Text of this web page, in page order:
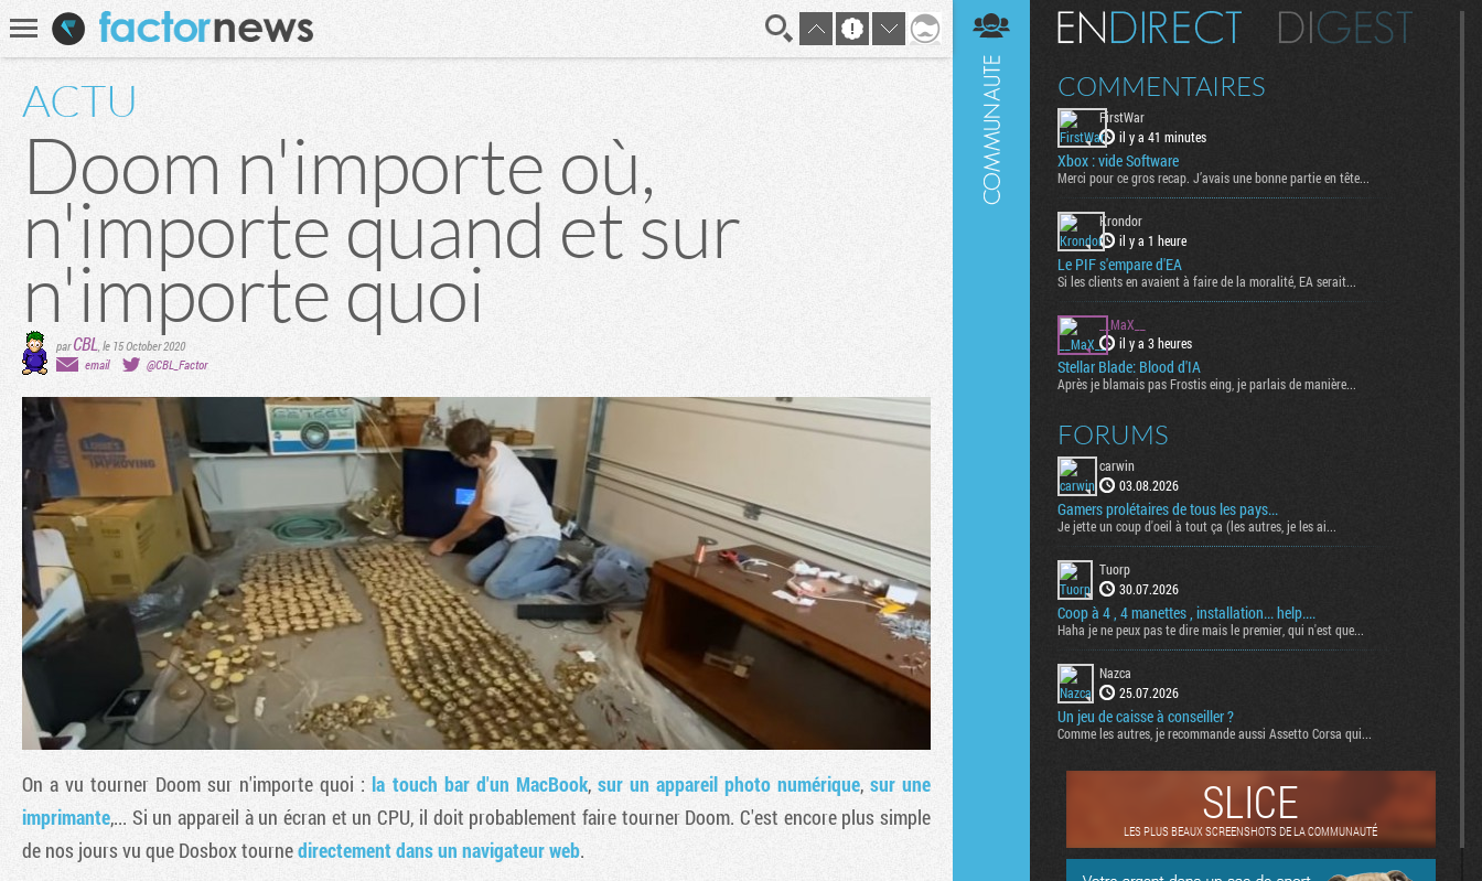
Recherche
ACTU
Doom n'importe où,
n'importe quand et sur
n'importe quoi
parCBL le 15 October 2020
email
@CBL_Factor
On a vu tourner Doom sur n'importe quoi :la touch bar d'un MacBook, sur un appareil photo numérique, sur une
imprimante,... Si un appareil à un écran et un CPU, il doit probablement faire tourner Doom. C'est encore plus simple
de nos jours vu que Dosbox tournedirectement dans un navigateur web.
En direct Digest
COMMENTAIRES
FirstWar
il y a 41 minutes
Xbox : vide Software
Merci pour ce gros recap. J’avais une bonne partie en tête...
Krondor
il y a 1 heure
Le PIF s'empare d'EA
Si les clients en avaient à faire de la moralité, EA serait...
__MaX__
il y a 3 heures
Stellar Blade: Blood d'IA
Après je blamais pas Frostis eing, je parlais de manière...
FORUMS
carwin
03.08.2026
Gamers prolétaires de tous les pays...
Je jette un coup d'oeil à tout ça (les autres, je les ai...
Tuorp
30.07.2026
Coop à 4 , 4 manettes , installation... help....
Haha je ne peux pas te dire mais le premier, qui n'est que...
Nazca
25.07.2026
Un jeu de caisse à conseiller ?
Comme les autres, je recommande aussi Assetto Corsa qui...
SLICE
LES PLUS BEAUX SCREENSHOTS DE LA COMMUNAUTÉ